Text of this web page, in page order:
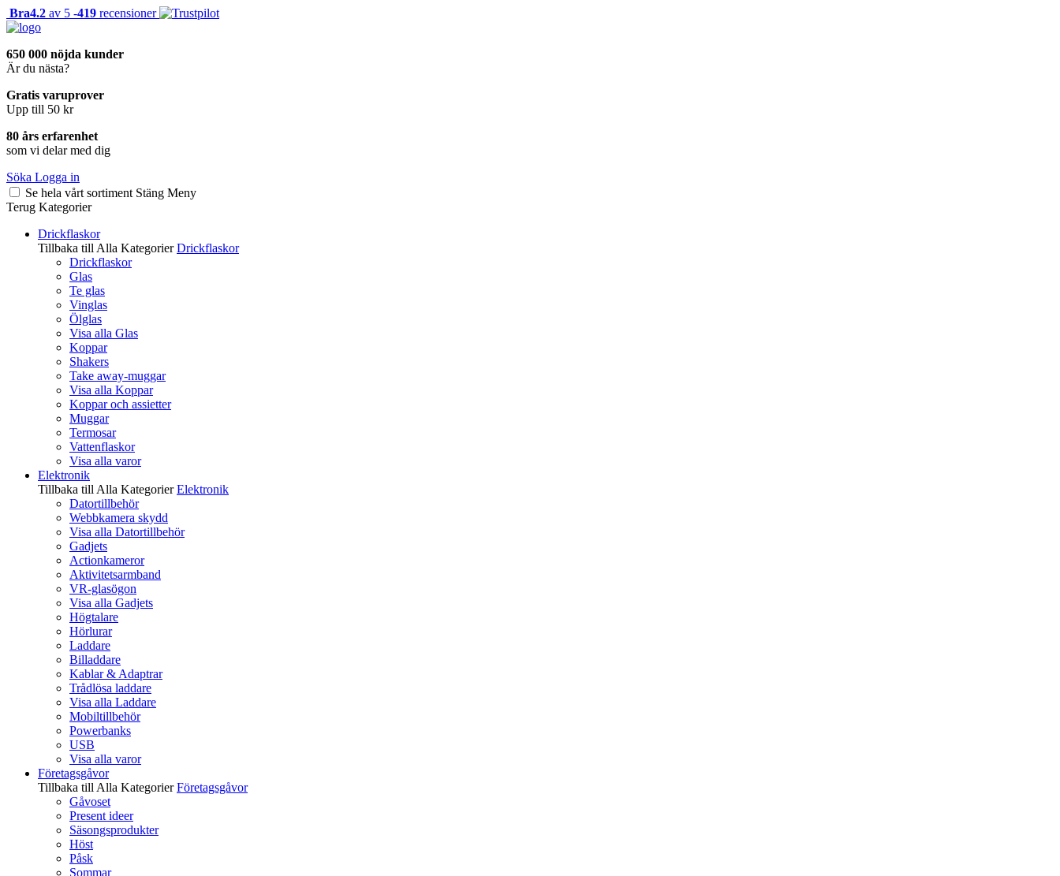
Bra4.2 av 5 -419 recensioner
650 000 nöjda kunder
Är du nästa?
Gratis varuprover
Upp till 50 kr
80 års erfarenhet
som vi delar med dig
Söka Logga in
Se hela vårt sortiment Stäng Meny
Terug Kategorier
Drickflaskor
Tillbaka till Alla Kategorier Drickflaskor
Drickflaskor
Glas
Te glas
Vinglas
Ölglas
Visa alla Glas
Koppar
Shakers
Take away-muggar
Visa alla Koppar
Koppar och assietter
Muggar
Termosar
Vattenflaskor
Visa alla varor
Elektronik
Tillbaka till Alla Kategorier Elektronik
Datortillbehör
Webbkamera skydd
Visa alla Datortillbehör
Gadjets
Actionkameror
Aktivitetsarmband
VR-glasögon
Visa alla Gadjets
Högtalare
Hörlurar
Laddare
Billaddare
Kablar & Adaptrar
Trådlösa laddare
Visa alla Laddare
Mobiltillbehör
Powerbanks
USB
Visa alla varor
Företagsgåvor
Tillbaka till Alla Kategorier Företagsgåvor
Gåvoset
Present ideer
Säsongsprodukter
Höst
Påsk
Sommar